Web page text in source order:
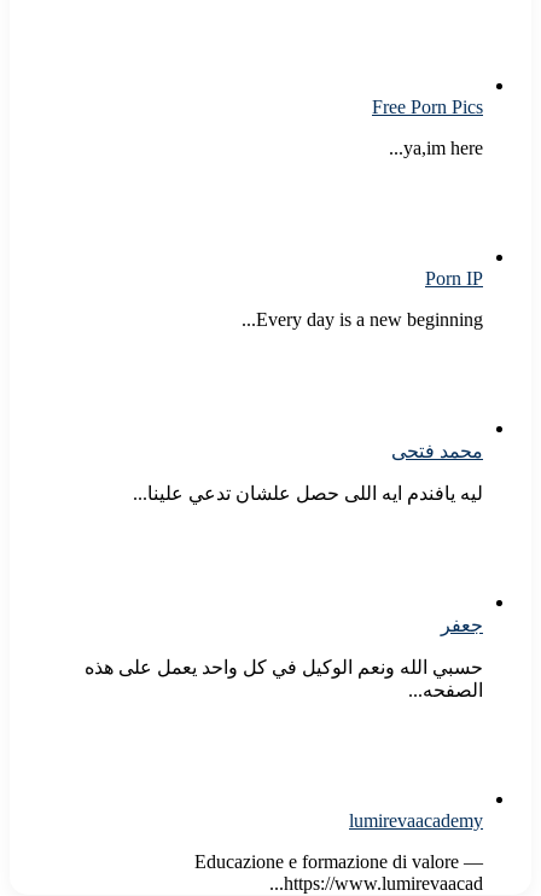
Free Porn Pics
ya,im here...
Porn IP
Every day is a new beginning...
محمد فتحى
ليه يافندم ايه اللى حصل علشان تدعي علينا...
جعفر
حسبي الله ونعم الوكيل في كل واحد يعمل على هذه
الصفحه...
lumirevaacademy
Educazione e formazione di valore —
https://www.lumirevaacad...